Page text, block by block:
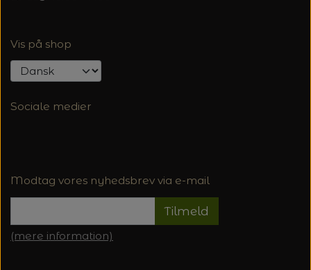
Vis på shop
Sociale medier
Modtag vores nyhedsbrev via e-mail
Tilmeld
(mere information)